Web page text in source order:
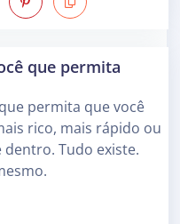
que permita
permita que você
rico, mais rápido ou
Tudo existe.